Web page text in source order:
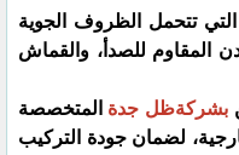
التي تتحمل الظروف الجوية
المقاوم للصدأ، والقماش
بشركةظل جدة المتخصصة
لضمان جودة التركيب